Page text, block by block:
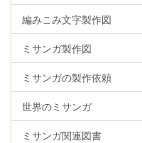
編みこみ文字製作図
ミサンガ製作図
ミサンガの製作依頼
世界のミサンガ
ミサンガ関連図書